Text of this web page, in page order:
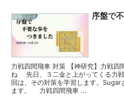
４段への道 序盤で
力戦四間飛車 対策 【神研究】力戦四
ね 先日、３二金と上がってくる力
回は、その対策を学習します。
ます。 力戦四間飛車 ...